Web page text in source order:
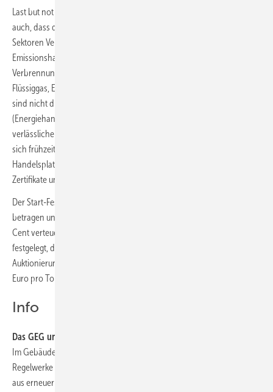
Last but not least: Bestandteil des Klimaschutzprogramms 2030 ist
auch, dass die Bundesregierung ab 2021 eine CO
Sektoren Verkehr und Wärme einführen wird. Das nationale
Emissionshandelssystem (nEHS) erfasst die Emissionen aus der
Verbrennung fossiler Brenn- und Kraftstoffe (insbesondere Heizöl,
Flüssiggas, Erdgas, Kohle, Benzin und Diesel). Teilnehmer am nEHS
sind nicht die Endverbraucher, sondern die Lieferanten
(Energiehandel) der Brenn- und Kraftstoffe. Dadurch entsteht ein
verlässlicher Preispfad, der es Bürgern und Wirtschaft ermöglicht,
sich frühzeitig auf die Entwicklung einzustellen. Gleichzeitig wird eine
Handelsplattform aufgebaut, die ab 2026 eine Auktionierung der
Zertifikate und deren Handel ermöglicht.
Der Start-Festpreis für ein CO
betragen und beispielsweise den Liter für fossiles Heizöl um etwa drei
Cent verteuern. Ab 2026 wird eine maximale Emissionsmenge
festgelegt, die von Jahr zu Jahr geringer wird. Ab dann soll die
Auktionierung der Zertifikate in einem Korridor zwischen 35 und 60
Euro pro Tonne CO
Info
Das GEG und sein Ziel
Im Gebäudeenergiegesetz (GEG) werden die verschiedenen
Regelwerke zur Gebäudeenergieeffizienz und zur Nutzung von Wärme
aus erneuerbaren Energien zusammengeführt und vereinheitlicht.